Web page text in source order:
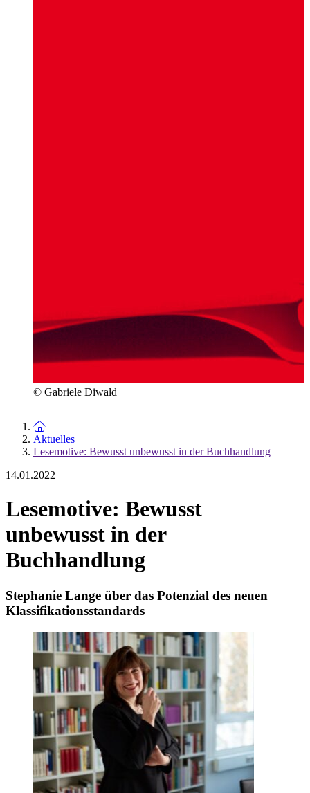
© Gabriele Diwald
Zur Startseite
Aktuelles
Lesemotive: Bewusst unbewusst in der Buchhandlung
14.01.2022
Lesemotive: Bewusst
unbewusst in der
Buchhandlung
Stephanie Lange über das Potenzial des neuen
Klassifikationsstandards